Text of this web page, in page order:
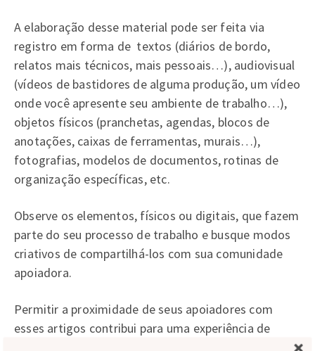
A elaboração desse material pode ser feita via
registro em forma de textos (diários de bordo,
relatos mais técnicos, mais pessoais…), audiovisual
(vídeos de bastidores de alguma produção, um vídeo
onde você apresente seu ambiente de trabalho…),
objetos físicos (pranchetas, agendas, blocos de
anotações, caixas de ferramentas, murais…),
fotografias, modelos de documentos, rotinas de
organização específicas, etc.
Observe os elementos, físicos ou digitais, que fazem
parte do seu processo de trabalho e busque modos
criativos de compartilhá-los com sua comunidade
apoiadora.
Permitir a proximidade de seus apoiadores com
esses artigos contribui para uma experiência de